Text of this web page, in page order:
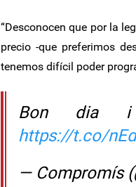
“Desconocen que por la
precio -que preferimos
tenemos difícil poder
Bon dia
https://t.co/
— Compromís